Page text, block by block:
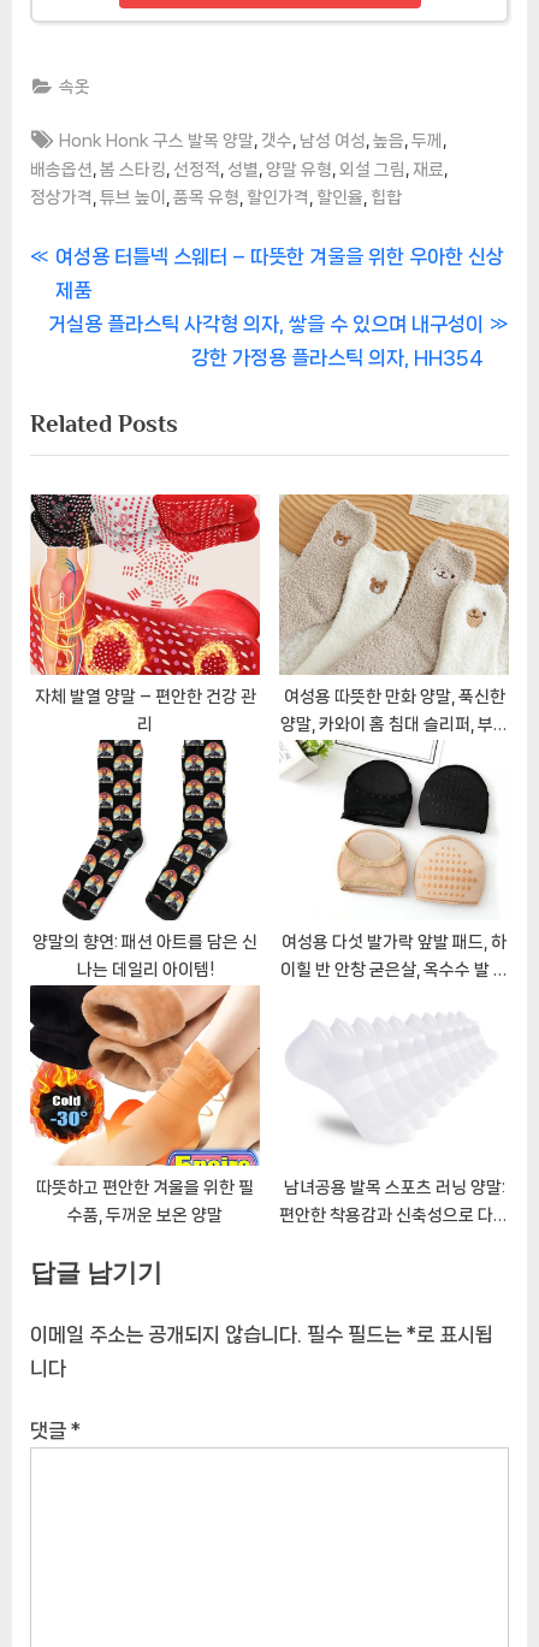
속옷
Tags:
Honk Honk 구스 발목 양말 갯수 남성 여성 ,높음 ,두께
배송옵션 봄 스타킹 선정적 성별 양말 유형 외설 그림 재료
정상가격 튜브 높이 품목 유형 할인가격 할인율 힙합
글
탐
P
r
e
o
u
s
P
o
s
t
:
여성용 터틀넥 스웨터 – 따뜻한 겨울을 위한 우아한 신상
제품
N
t
P
o
s
t
:
거실용 플라스틱 사각형 의자, 쌓을 수 있으며 내구성이
강한 가정용 플라스틱 의자, HH354
Related Posts
자체 발열 양말 – 편안한 건강 관
리
여성용 따뜻한 만화 양말, 푹신한
양말, 카와이 홈 침대 슬리퍼, 부츠
아래 맨발 걷기, 겨울 토피 양말
양말의 향연: 패션 아트를 담은 신
나는 데일리 아이템!
여성용 다섯 발가락 앞발 패드, 하
이힐 반 안창 굳은살, 옥수수 발 통
양말 발가락 패드
따뜻하고 편안한 겨울을 위한 필
수품, 두꺼운 보온 양말
남녀공용 발목 스포츠 러닝 양말:
편안한 착용감과 신축성으로 다양
답글 남기기
이메일 주소는 공개되지 않습니다. 필수 필드는 *로 표시됩
니다
댓글 *